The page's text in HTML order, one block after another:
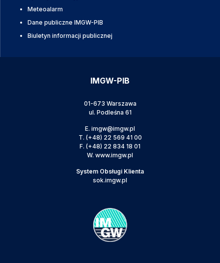
Meteoalarm
Dane publiczne IMGW-PIB
Biuletyn informacji publicznej
IMGW-PIB
01-673 Warszawa
ul. Podleśna 61
E. imgw@imgw.pl
T. (+48) 22 569 41 00
F. (+48) 22 834 18 01
W. www.imgw.pl
System Obsługi Klienta
sok.imgw.pl